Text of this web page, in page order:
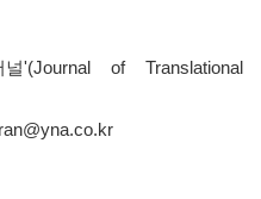
'(Journal of Translational